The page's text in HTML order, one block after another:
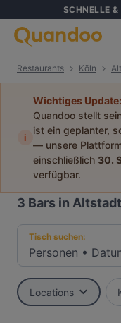
SCHNELLE &
Restaurants Köln
i
Wichtiges Update:
Quandoo stellt
ist ein geplanter,
— unsere
einschließlich 30.
verfügbar.
3 Bars in
Tisch suchen:
Personen •
Locations